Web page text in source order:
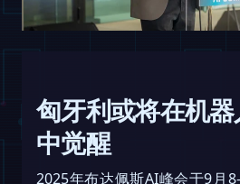
匈牙利或将在机
中觉醒
2025年布达佩斯AI峰会于9月